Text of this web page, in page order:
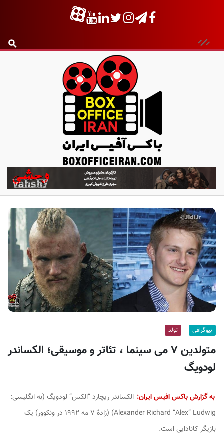
ب
ا
ک
س
آ
ف
ی
س
ی
ا
ن
بیوگرافی تولد
متولدین ۷ می سینما ، تئاتر و موسیقی؛ الکساندر
لودویگ
به گزارش باکس افیس ایران: الکساندر ریچارد “الکس” لودویگ (به انگلیسی:
Alexander Richard “Alex” Ludwig
) (زادهٔ ۷ مه ۱۹۹۲ در ونکوور) یک
بازیگر کانادایی است.